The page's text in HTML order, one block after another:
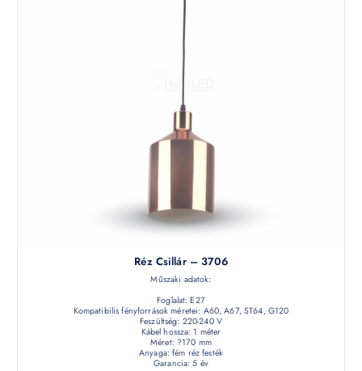
Réz Csillár – 3706
Műszaki adatok:
Foglalat: E27
Kompatibilis fényforrások méretei: A60, A67, ST64, G120
Feszültség: 220-240 V
Kábel hossza: 1 méter
Méret: ?170 mm
Anyaga: fém réz festék
Garancia: 5 év